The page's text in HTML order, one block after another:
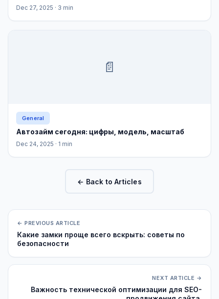
Dec 27, 2025 · 3 min
📄
General
Автозайм сегодня: цифры, модель, масштаб
Dec 24, 2025 · 1 min
← Back to Articles
← PREVIOUS ARTICLE
Какие замки проще всего вскрыть: советы по
безопасности
NEXT ARTICLE →
Важность технической оптимизации для SEO-